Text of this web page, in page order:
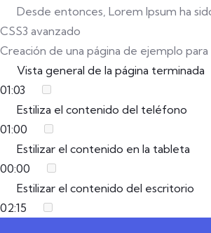
Desde entonces, Lorem Ipsum ha
CSS3 avanzado
Creación de una página de ejemplo
Vista general de la página terminada
01:03
Estiliza el contenido del teléfono
01:00
Estilizar el contenido en la tableta
00:00
Estilizar el contenido del escritorio
02:15